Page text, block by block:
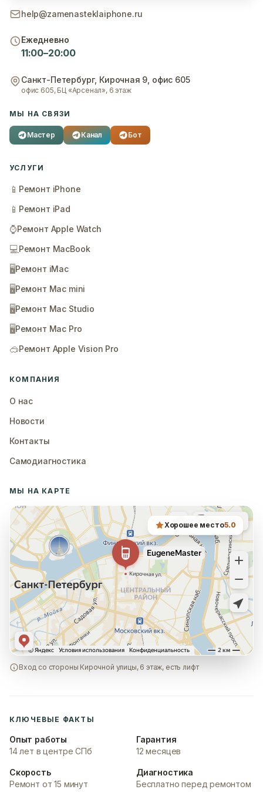
help@zamenasteklaiphone.ru
Ежедневно
11:00–20:00
Санкт-Петербург, Кирочная 9, офис 605
офис 605, БЦ «Арсенал», 6 этаж
МЫ НА СВЯЗИ
Мастер Канал Бот
УСЛУГИ
📱 Ремонт iPhone
📱 Ремонт iPad
⌚Ремонт Apple Watch
💻Ремонт MacBook
🖥️Ремонт iMac
🖥️Ремонт Mac mini
🖥️Ремонт Mac Studio
🖥️Ремонт Mac Pro
🥽Ремонт Apple Vision Pro
КОМПАНИЯ
О нас
Новости
Контакты
Самодиагностика
МЫ НА КАРТЕ
Хорошее место5.0
Вход со стороны Кирочной улицы, 6 этаж, есть лифт
КЛЮЧЕВЫЕ ФАКТЫ
Опыт работы
14 лет в центре СПб
Гарантия
12 месяцев
Скорость
Ремонт от 15 минут
Диагностика
Бесплатно перед ремонтом